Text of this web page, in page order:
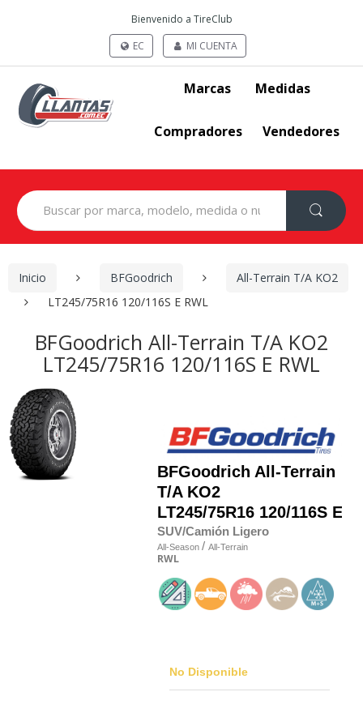
Bienvenido a TireClub
EC
MI CUENTA
Marcas Medidas
Compradores Vendedores
Search
for:
Inicio BFGoodrich
All-Terrain T/A KO2
LT245/75R16 120/116S E RWL
BFGoodrich All-Terrain T/A KO2
LT245/75R16 120/116S E RWL
BFGoodrich All-Terrain
T/A KO2
LT245/75R16 120/116S E
SUV/Camión Ligero
All-Season / All-Terrain
RWL
No Disponible